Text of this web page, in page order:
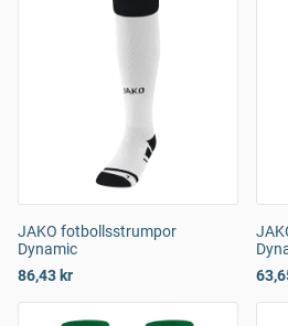
JAKO fotbollsstrumpor
Dynamic
86,43 kr